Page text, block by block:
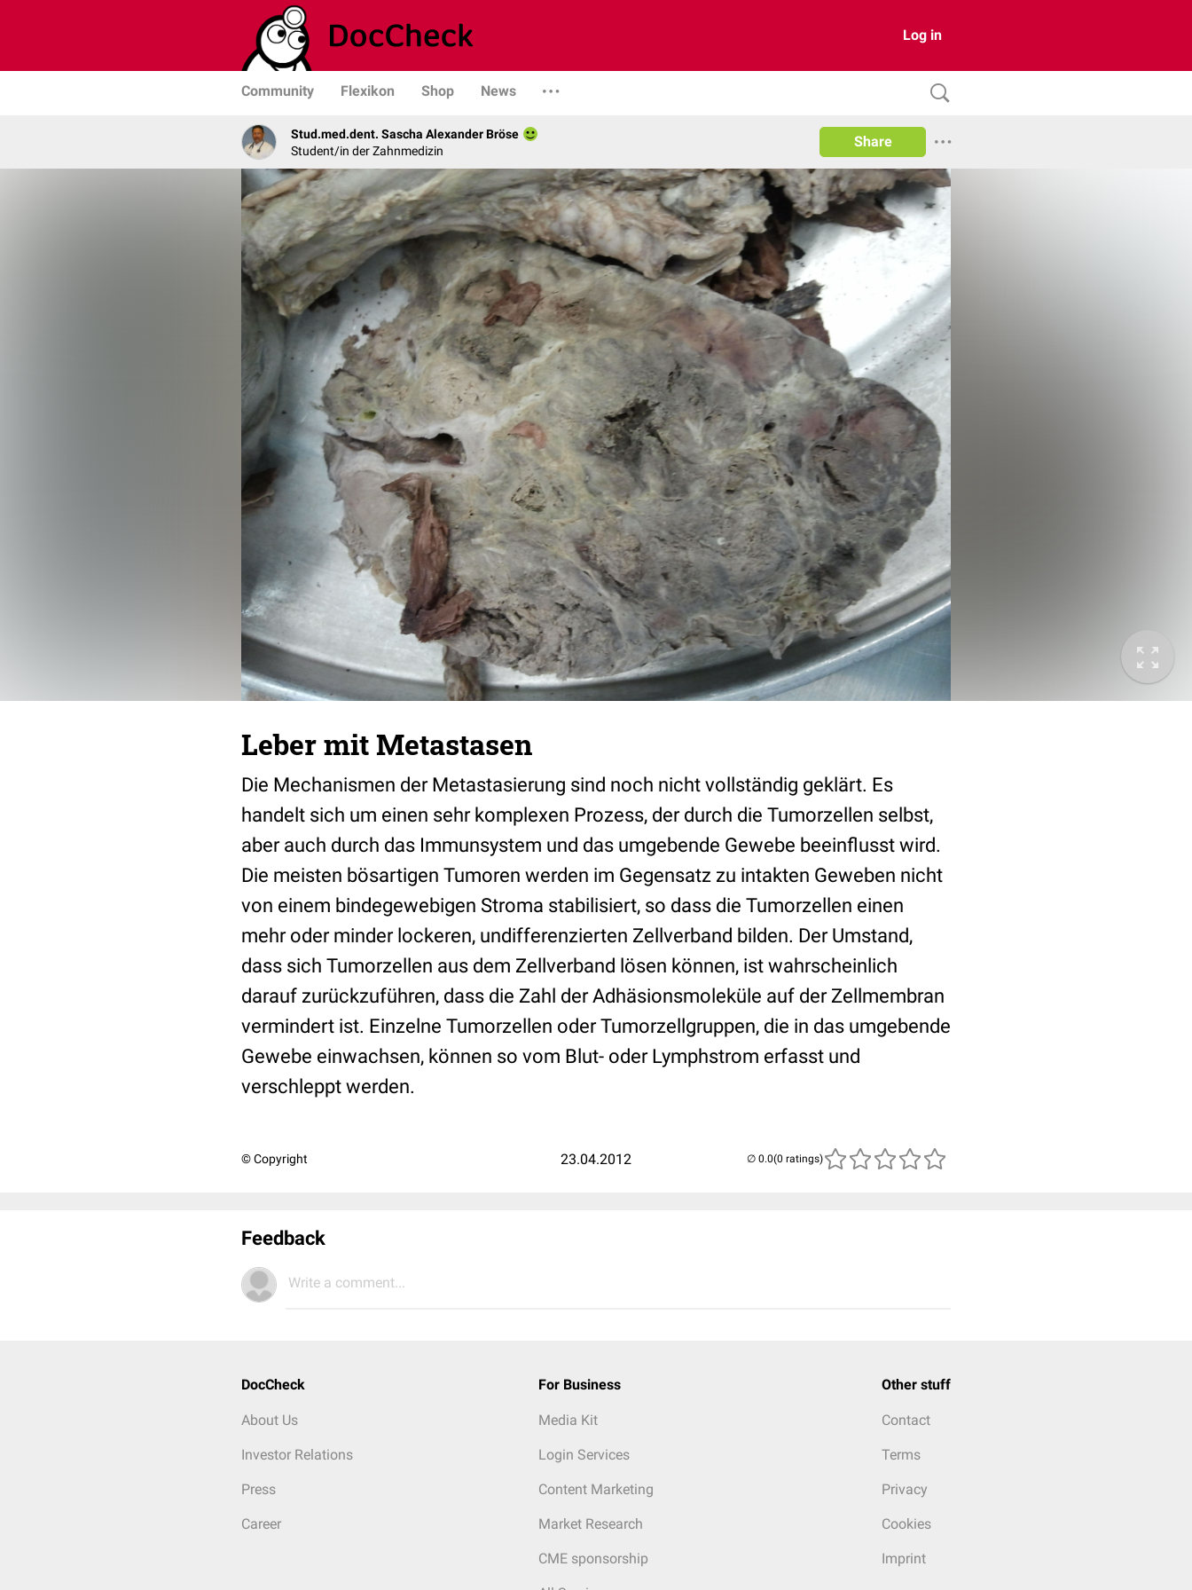
Log in
Community Flexikon Shop News
Stud.med.dent. Sascha Alexander Bröse
Student/in der Zahnmedizin
Share
Leber mit Metastasen
Die Mechanismen der Metastasierung sind noch nicht vollständig geklärt. Es
handelt sich um einen sehr komplexen Prozess, der durch die Tumorzellen selbst,
aber auch durch das Immunsystem und das umgebende Gewebe beeinflusst wird.
Die meisten bösartigen Tumoren werden im Gegensatz zu intakten Geweben nicht
von einem bindegewebigen Stroma stabilisiert, so dass die Tumorzellen einen
mehr oder minder lockeren, undifferenzierten Zellverband bilden. Der Umstand,
dass sich Tumorzellen aus dem Zellverband lösen können, ist wahrscheinlich
darauf zurückzuführen, dass die Zahl der Adhäsionsmoleküle auf der Zellmembran
vermindert ist. Einzelne Tumorzellen oder Tumorzellgruppen, die in das umgebende
Gewebe einwachsen, können so vom Blut- oder Lymphstrom erfasst und
verschleppt werden.
© Copyright 23.04.2012 (0 ratings)
Feedback
Write a comment...
DocCheck
About Us
Investor Relations
Press
Career
For Business
Media Kit
Login Services
Content Marketing
Market Research
CME sponsorship
Other stuff
Contact
Terms
Privacy
Cookies
Imprint